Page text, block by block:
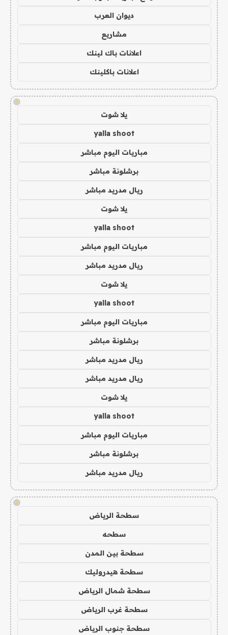
ديوان العرب
مشاريع
اعلانات باك لينك
اعلانات باكلينك
!
يلا شوت
yalla shoot
مباريات اليوم مباشر
برشلونة مباشر
ريال مدريد مباشر
يلا شوت
yalla shoot
مباريات اليوم مباشر
ريال مدريد مباشر
يلا شوت
yalla shoot
مباريات اليوم مباشر
برشلونة مباشر
ريال مدريد مباشر
ريال مدريد مباشر
يلا شوت
yalla shoot
مباريات اليوم مباشر
برشلونة مباشر
ريال مدريد مباشر
!
سطحة الرياض
سطحه
سطحة بين المدن
سطحة هيدروليك
سطحة شمال الرياض
سطحة غرب الرياض
سطحة جنوب الرياض